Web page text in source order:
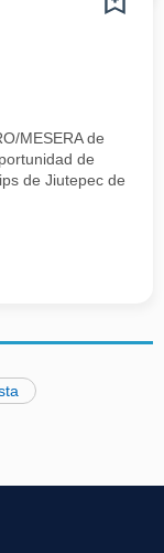
MESERA de
de
de Jiutepec de